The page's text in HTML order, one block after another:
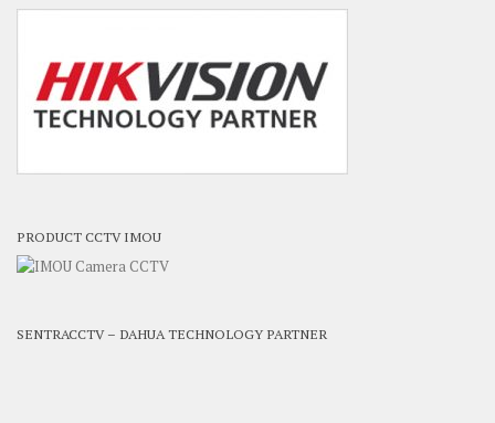
PRODUCT CCTV IMOU
SENTRACCTV – DAHUA TECHNOLOGY PARTNER